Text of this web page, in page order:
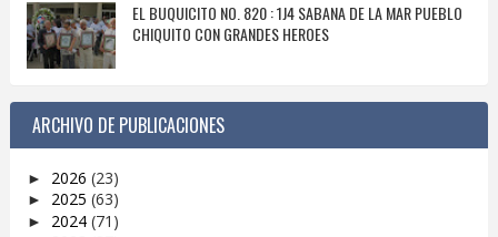
EL BUQUICITO NO. 820 : 1J4 SABANA DE LA MAR PUEBLO
CHIQUITO CON GRANDES HEROES
ARCHIVO DE PUBLICACIONES
► 2026 (23)
► 2025 (63)
► 2024 (71)